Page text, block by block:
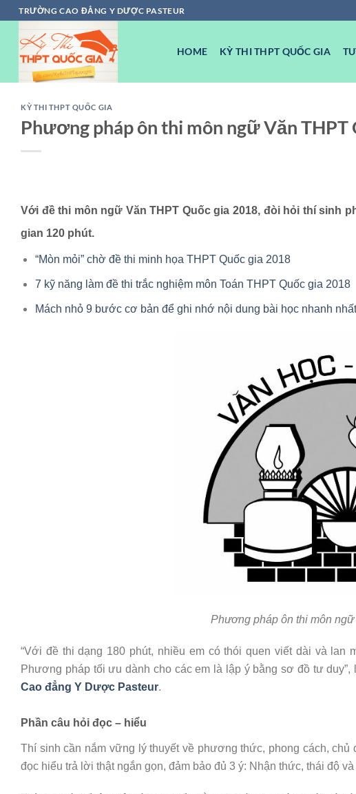
Chuyển
đến
dung
TRƯỜNG CAO ĐẲNG Y DƯỢC PASTEUR
HOME KỲ THI THPT QUỐC GIA
KỲ THI THPT QUỐC GIA
Phương pháp ôn thi môn ngữ Văn THPT
Với đề thi môn ngữ Văn THPT Quốc gia 2018, đòi hỏi thí sinh
gian 120 phút.
“Mòn mỏi” chờ đề thi minh họa THPT Quốc gia 2018
7 kỹ năng làm đề thi trắc nghiệm môn Toán THPT Quốc gia 2018
Mách nhỏ 9 bước cơ bản để ghi nhớ nội dung bài học nhanh nhất
Phương pháp ôn thi môn
“Với đề thi dạng 180 phút, nhiều em có thói quen viết dài và
Phương pháp tối ưu dành cho các em là lập ý bằng sơ đồ tư
Cao đẳng Y Dược Pasteur.
Phần câu hỏi đọc – hiểu
Thí sinh cần nắm vững lý thuyết về phương thức, phong cách,
đọc hiểu trả lời thật ngắn gọn, đảm bảo đủ 3 ý: Nhận thức, thái độ